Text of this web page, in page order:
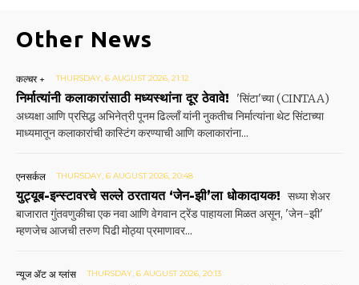
Other News
कल्चर + THURSDAY, 6 AUGUST 2026, 21:12
निर्मात्यांनी कलाकारांसाठी मध्यस्थांना दूर ठेवावे!
'सिंटा'च्या (CINTAA)
अध्यक्षा आणि प्रसिद्ध अभिनेत्री पूनम ढिल्लाँ यांनी नुकतीच निर्मात्यांना थेट सिंटाच्या
माध्यमातून कलाकारांची कास्टिंग करण्याची आणि कलाकारांना...
एनसर्कल THURSDAY, 6 AUGUST 2026, 20:48
युट्यूब-इन्स्टावरचे सल्ले ठरतायत ‘जेन-झी’ला धोकादायक! सध्या शेअर
बाजारात गुंतवणुकीचा एक नवा आणि वेगवान ट्रेंड पाहायला मिळत असून, 'जेन-झी'
म्हणजेच आजची तरुण पिढी मोठ्या प्रमाणावर...
न्यूज ॲट अ ग्लांस THURSDAY, 6 AUGUST 2026, 20:13